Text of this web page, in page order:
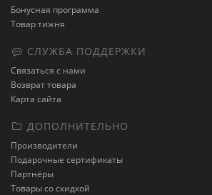
Бонусная программа
Товар тижня
СЛУЖБА ПОДДЕРЖКИ
Связаться с нами
Возврат товара
Карта сайта
ДОПОЛНИТЕЛЬНО
Производители
Подарочные сертификаты
Партнёры
Товары со скидкой